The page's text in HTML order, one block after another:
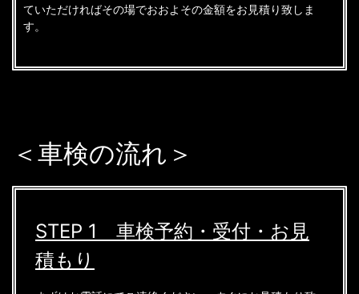
ていただければその場でおおよその金額をお見積り致しま
す。
＜車検の流れ＞
STEP 1 車検予約・受付・お見
積もり